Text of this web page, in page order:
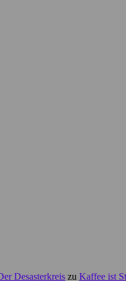
Desasterkreis zu Kaffee ist